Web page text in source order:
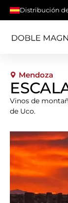
Distribución
Mendoza
Vinos de
de Uco.